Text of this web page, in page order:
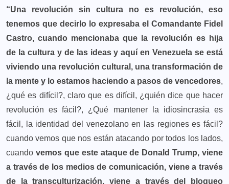
“Una revolución sin cultura no es revolución, eso
tenemos que decirlo lo expresaba el Comandante Fidel
Castro, cuando mencionaba que la revolución es hija
de la cultura y de las ideas y aquí en Venezuela se está
viviendo una revolución cultural, una transformación de
la mente y lo estamos haciendo a pasos de vencedores,
¿qué es difícil?, claro que es difícil, ¿quién dice que hacer
revolución es fácil?, ¿Qué mantener la idiosincrasia es
fácil, la identidad del venezolano en las regiones es fácil?
cuando vemos que nos están atacando por todos los lados,
cuando vemos que este ataque de Donald Trump, viene
a través de los medios de comunicación, viene a través
de la transculturización, viene a través del bloqueo